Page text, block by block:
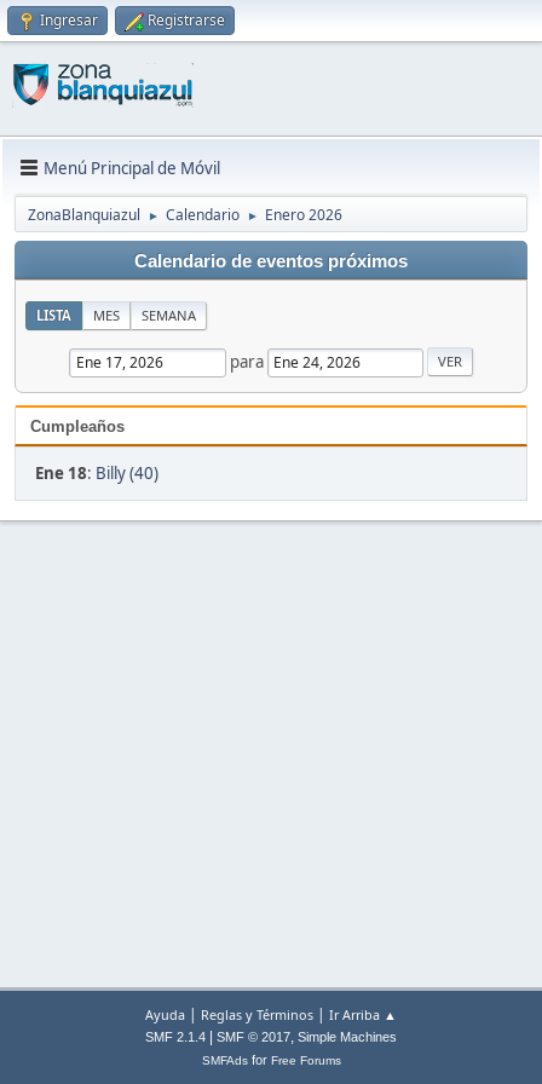
Ingresar Registrarse
Menú Principal de Móvil
ZonaBlanquiazul ► Calendario ► Enero 2026
Calendario de eventos próximos
LISTA MES SEMANA
para
Cumpleaños
Ene 18: Billy (40)
Ayuda | Reglas y Términos | Ir Arriba ▲
SMF 2.1.4 SMF © 2017, Simple Machines
SMFAdsfor Free Forums